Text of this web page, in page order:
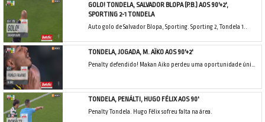
GOLO! TONDELA, SALVADOR BLOPA (P.B.) AOS 90'+2',
SPORTING 2-1 TONDELA
Auto golo de Salvador Blopa, Sporting. Sporting 2, Tondela 1..
TONDELA, JOGADA, M. AÏKO AOS 90'+2'
Penalty defendido! Makan Aiko perdeu uma oportunidade única, remate com o pé direito defendido.
TONDELA, PENÁLTI, HUGO FÉLIX AOS 90'
Penalty Tondela. Hugo Félix sofreu falta na área.